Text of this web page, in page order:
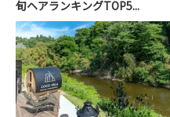
旬ヘアランキングTOP5...